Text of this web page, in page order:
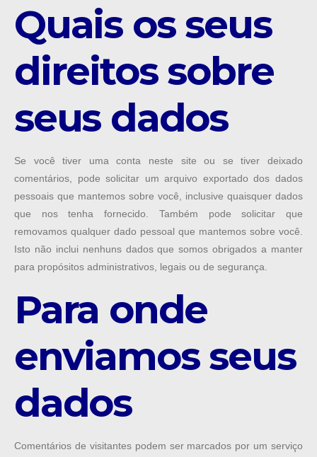
Quais os seus
direitos sobre
seus dados
Se você tiver uma conta neste site ou se tiver deixado
comentários, pode solicitar um arquivo exportado dos dados
pessoais que mantemos sobre você, inclusive quaisquer dados
que nos tenha fornecido. Também pode solicitar que
removamos qualquer dado pessoal que mantemos sobre você.
Isto não inclui nenhuns dados que somos obrigados a manter
para propósitos administrativos, legais ou de segurança.
Para onde
enviamos seus
dados
Comentários de visitantes podem ser marcados por um serviço